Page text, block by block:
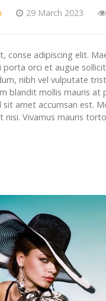
29 March 2023
conse adipiscing elit.
orci et augue
nibh vel vulputate
blandit mollis mauris
amet accumsan est.
nisi. Vivamus mauris